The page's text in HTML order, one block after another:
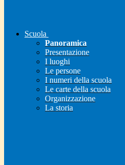
Scuola
Panoramica
Presentazione
I luoghi
Le persone
I numeri della scuola
Le carte della scuola
Organizzazione
La storia